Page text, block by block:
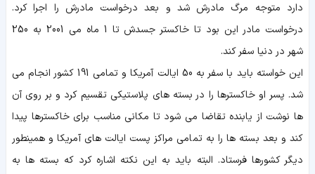
دارد متوجه مرگ مادرش شد و بعد درخواست مادرش را اجرا کرد.
درخواست مادر این بود تا خاکستر جسدش تا 1 ماه می 2001 به 250
شهر در دنیا سفر کند.
این خواسته باید با سفر به 50 ایالت آمریکا و تمامی 191 کشور انجام می
شد. پسر او خاکسترها را در بسته های پلاستیکی تقسیم کرد و بر روی آن
ها نوشت از یابنده تقاضا می شود تا مکانی مناسب برای خاکسترها پیدا
کند و بعد بسته ها را به تمامی مراکز پست ایالت های آمریکا و همینطور
دیگر کشورها فرستاد. البته باید به این نکته اشاره کرد که بسته ها به